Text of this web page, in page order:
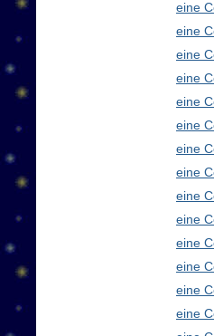
eine
eine
eine
eine
eine
eine
eine
eine
eine
eine
eine
eine
eine
eine